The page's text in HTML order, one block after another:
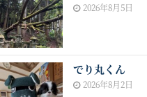
2026年8月5日
でり丸くん
2026年8月2日